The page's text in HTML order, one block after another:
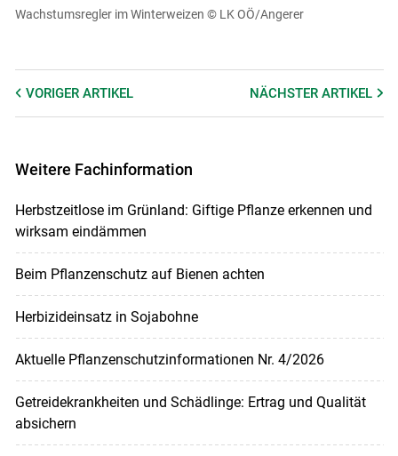
Wachstumsregler im Winterweizen © LK OÖ/Angerer
VORIGER ARTIKEL NÄCHSTERARTIKEL
Weitere Fachinformation
Herbstzeitlose im Grünland: Giftige Pflanze erkennen und
wirksam eindämmen
Beim Pflanzenschutz auf Bienen achten
Herbizideinsatz in Sojabohne
Aktuelle Pflanzenschutzinformationen Nr. 4/2026
Getreidekrankheiten und Schädlinge: Ertrag und Qualität
absichern